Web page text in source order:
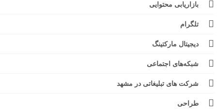
بازاریابی محتوایی
تلگرام
دیجیتال مارکتینگ
شبکه‌های اجتماعی
شرکت های تبلیغاتی در مشهد
طراحی